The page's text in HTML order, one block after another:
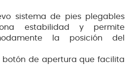
sistema de pies plegables
estabilidad y permite
la posición del
botón de apertura que facilita